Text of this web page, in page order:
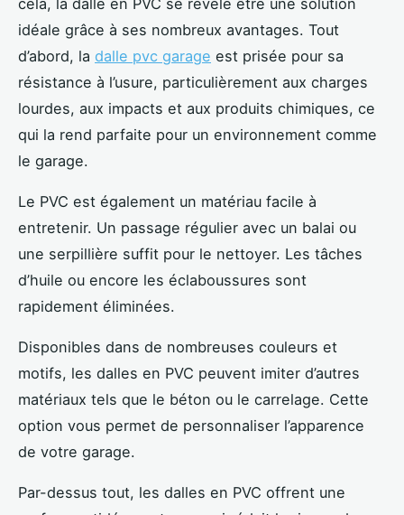
idéale grâce à ses nombreux avantages. Tout
d’abord, la dalle pvc garage est prisée pour sa
résistance à l’usure, particulièrement aux charges
lourdes, aux impacts et aux produits chimiques, ce
qui la rend parfaite pour un environnement comme
le garage.
Le PVC est également un matériau facile à
entretenir. Un passage régulier avec un balai ou
une serpillière suffit pour le nettoyer. Les tâches
d’huile ou encore les éclaboussures sont
rapidement éliminées.
Disponibles dans de nombreuses couleurs et
motifs, les dalles en PVC peuvent imiter d’autres
matériaux tels que le béton ou le carrelage. Cette
option vous permet de personnaliser l’apparence
de votre garage.
Par-dessus tout, les dalles en PVC offrent une